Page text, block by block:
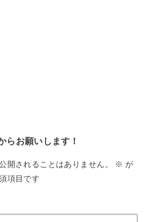
らお願いします！
開されることはありません。 ※ が
項目です